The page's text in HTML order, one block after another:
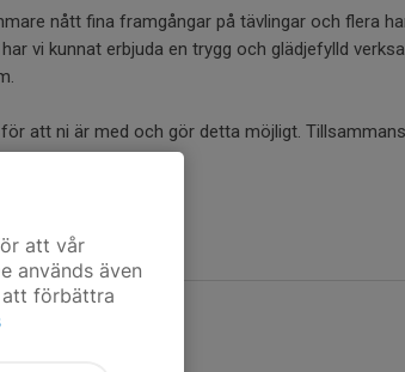
nått fina framgångar på tävlingar och flera
vi kunnat erbjuda en trygg och glädjefylld
att ni är med och gör detta möjligt.
att vår
används även
förbättra